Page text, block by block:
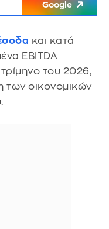
Google
και κατά
EBITDA
του 2026,
οικονομικών